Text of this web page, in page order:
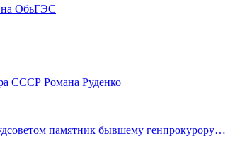
на ОбьГЭС
СССР Романа Руденко
памятник бывшему генпрокурору…